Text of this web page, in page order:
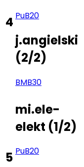
4 PuB20
j.angielski
(2/2)
BMB30
5
mi.ele-
elekt (1/2)
PuB20